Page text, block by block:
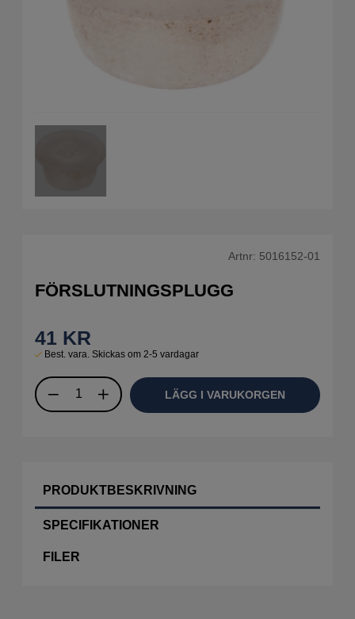
Artnr: 5016152-01
FÖRSLUTNINGSPLUGG
41 KR
Best. vara. Skickas om 2-5 vardagar
LÄGG I VARUKORGEN
PRODUKTBESKRIVNING
SPECIFIKATIONER
FILER